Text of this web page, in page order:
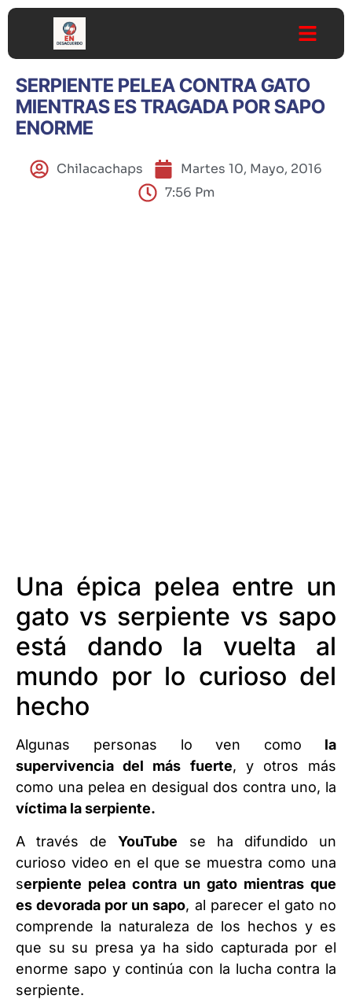
SERPIENTE PELEA CONTRA GATO
MIENTRAS ES TRAGADA POR SAPO
ENORME
Chilacachaps
Martes 10, Mayo, 2016
7:56 Pm
Una épica pelea entre un
gato vs serpiente vs sapo
está dando la vuelta al
mundo por lo curioso del
hecho
Algunas personas lo ven como la
supervivencia del más fuerte, y otros más
como una pelea en desigual dos contra uno, la
víctima la serpiente.
A través deYouTube se ha difundido un
curioso video en el que se muestra como una
serpiente pelea contra un gato mientras que
es devorada por un sapo, al parecer el gato no
comprende la naturaleza de los hechos y es
que su su presa ya ha sido capturada por el
enorme sapo y continúa con la lucha contra la
serpiente.